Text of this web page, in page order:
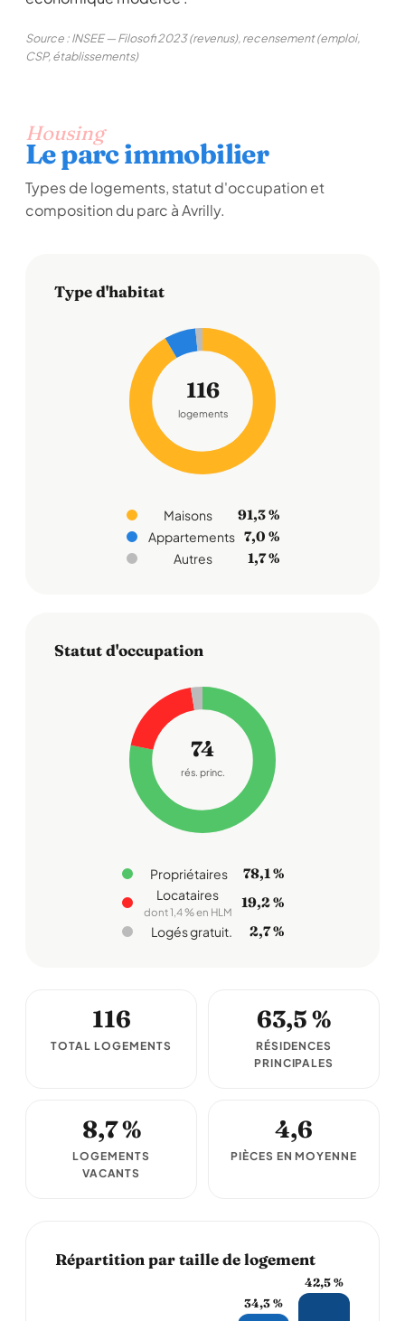
Source : INSEE — Filosofi 2023 (revenus), recensement (emploi,
CSP, établissements)
Housing
Le parc immobilier
Types de logements, statut d'occupation et
composition du parc à Avrilly.
Type d'habitat
116
logements
Maisons 91,3 %
Appartements 7,0 %
Autres 1,7 %
Statut d'occupation
74
rés. princ.
Propriétaires 78,1 %
Locataires
dont 1,4 % en HLM
19,2 %
Logés gratuit. 2,7 %
116
TOTAL LOGEMENTS
63,5 %
RÉSIDENCES
PRINCIPALES
8,7 %
LOGEMENTS
VACANTS
4,6
PIÈCES EN MOYENNE
Répartition par taille de logement
34,3 %
42,5 %